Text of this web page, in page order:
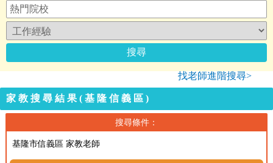
找老師進階搜尋>
家教搜尋結果(基隆信義區)
搜尋條件：
基隆市信義區 家教老師